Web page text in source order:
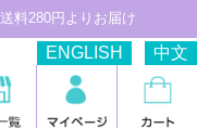
料280円よりお届け
ENGLISH 中文